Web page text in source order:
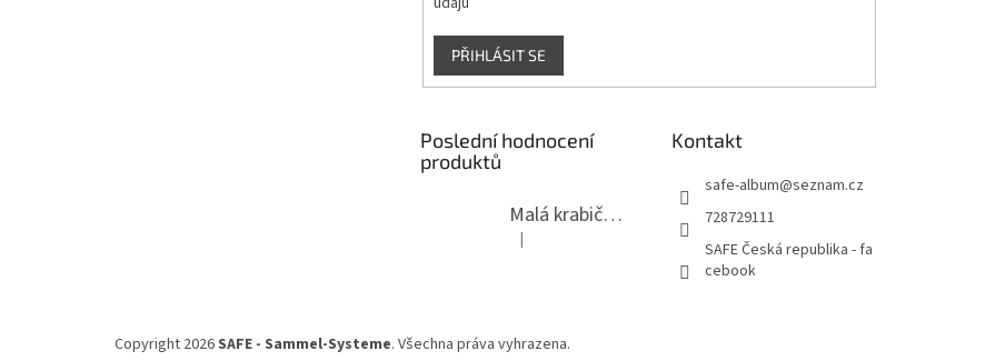
PŘIHLÁSIT SE
Poslední hodnocení
produktů
Malá krabička na minerály
Hodnocení produktu je 4 z 5 hvězdiček.
|
Kontakt
safe-album@seznam.cz
728729111
SAFE Česká republika - fa
cebook
Copyright 2026SAFE - Sammel-Systeme. Všechna práva vyhrazena.